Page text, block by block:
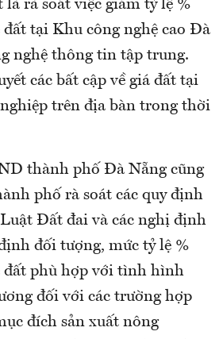
rà soát việc giảm tỷ lệ %
tại Khu công nghệ cao Đà
nghệ thông tin tập trung.
các bất cập về giá đất tại
trên địa bàn trong thời
thành phố Đà Nẵng cũng
phố rà soát các quy định
Đất đai và các nghị định
đối tượng, mức tỷ lệ %
đất phù hợp với tình hình
đối với các trường hợp
đích sản xuất nông